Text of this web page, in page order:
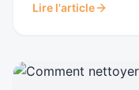
Lire l'article